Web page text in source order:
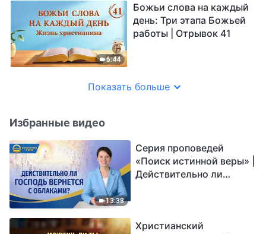
6:44
Божьи слова на каждый
день: Три этапа Божьей
работы | Отрывок 41
Показать больше
Избранные видео
13:38
Серия проповедей
«Поиск истинной веры» |
Действительно ли
Христианский